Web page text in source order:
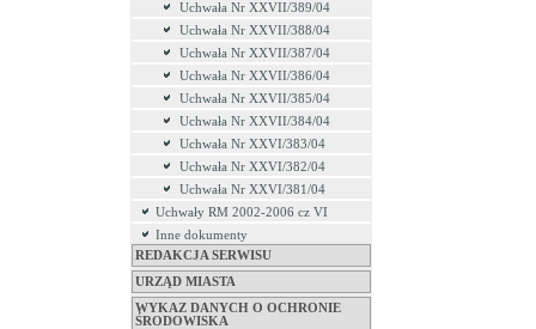
Uchwała Nr XXVII/389/04
Uchwała Nr XXVII/388/04
Uchwała Nr XXVII/387/04
Uchwała Nr XXVII/386/04
Uchwała Nr XXVII/385/04
Uchwała Nr XXVII/384/04
Uchwała Nr XXVI/383/04
Uchwała Nr XXVI/382/04
Uchwała Nr XXVI/381/04
Uchwały RM 2002-2006 cz VI
Inne dokumenty
REDAKCJA SERWISU
URZĄD MIASTA
WYKAZ DANYCH O OCHRONIE
ŚRODOWISKA